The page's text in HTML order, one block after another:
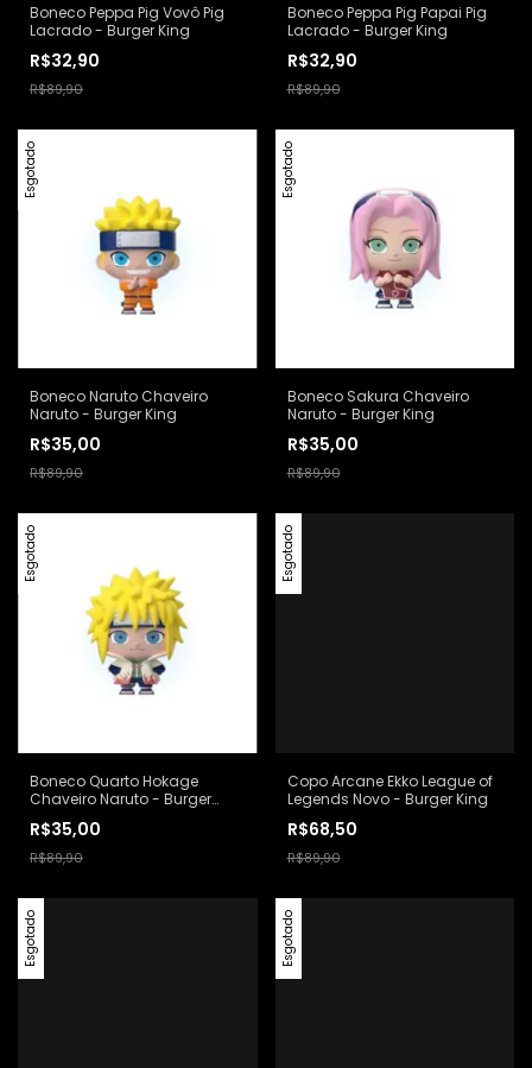
Boneco Peppa Pig Vovô Pig
Lacrado - Burger King
R$32,90
R$89,90
Boneco Peppa Pig Papai Pig
Lacrado - Burger King
R$32,90
R$89,90
Esgotado
Boneco Naruto Chaveiro
Naruto - Burger King
R$35,00
R$89,90
Esgotado
Boneco Sakura Chaveiro
Naruto - Burger King
R$35,00
R$89,90
Esgotado
Boneco Quarto Hokage
Chaveiro Naruto - Burger
R$35,00
R$89,90
Esgotado
Copo Arcane Ekko League of
Legends Novo - Burger King
R$68,50
R$89,90
Esgotado Esgotado